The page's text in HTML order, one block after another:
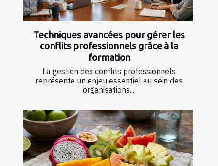
Techniques avancées pour gérer les
conflits professionnels grâce à la
formation
La gestion des conflits professionnels
représente un enjeu essentiel au sein des
organisations....